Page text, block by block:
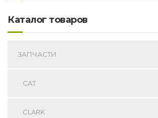
Каталог товаров
ЗАПЧАСТИ
CAT
CLARK